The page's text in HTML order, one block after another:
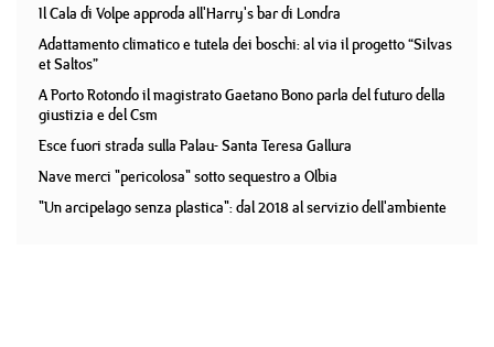
Il Cala di Volpe approda all'Harry's bar di Londra
Adattamento climatico e tutela dei boschi: al via il progetto “Silvas
et Saltos”
A Porto Rotondo il magistrato Gaetano Bono parla del futuro della
giustizia e del Csm
Esce fuori strada sulla Palau- Santa Teresa Gallura
Nave merci "pericolosa" sotto sequestro a Olbia
"Un arcipelago senza plastica": dal 2018 al servizio dell'ambiente